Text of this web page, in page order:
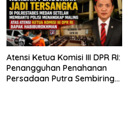
Atensi Ketua Komisi III DPR RI:
Penangguhan Penahanan
Persadaan Putra Sembiring